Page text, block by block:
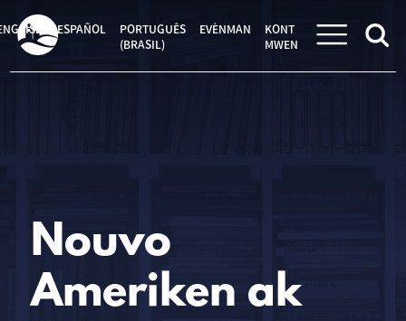
kontni
ESPAÑOL
PORTUGUÊS
(BRASIL)
EVÈNMAN
KONT
MWEN
Nouvo
Ameriken ak